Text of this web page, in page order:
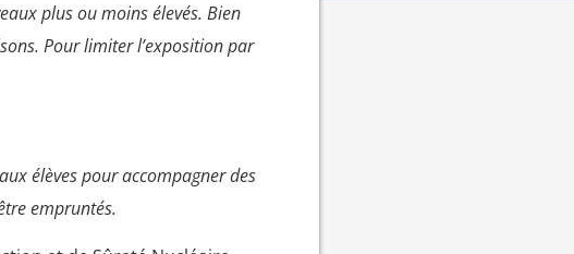
plus ou moins élevés. Bien
Pour limiter l’exposition par
élèves pour accompagner des
empruntés.